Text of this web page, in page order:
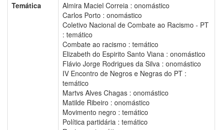
Temática
Almira Maciel Correia : onomástico
Carlos Porto : onomástico
Coletivo Nacional de Combate ao Racismo - PT
: temático
Combate ao racismo : temático
Elizabeth do Espirito Santo Viana : onomástico
Flávio Jorge Rodrigues da Silva : onomástico
IV Encontro de Negros e Negras do PT :
temático
Martvs Alves Chagas : onomástico
Matilde Ribeiro : onomástico
Movimento negro : temático
Política partidária : temático